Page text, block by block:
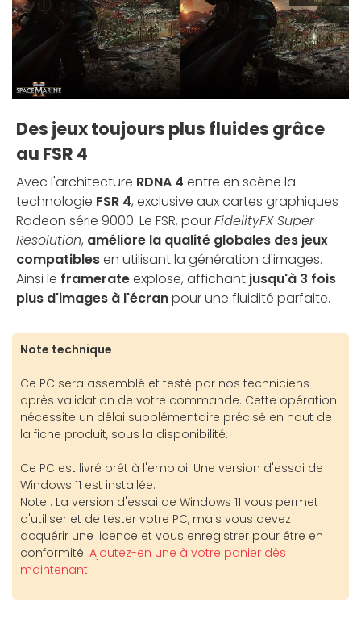
Des jeux toujours plus fluides grâce
au FSR 4
Avec l'architecture RDNA 4 entre en scène la
technologie FSR 4, exclusive aux cartes graphiques
Radeon série 9000. Le FSR, pourFidelityFX Super
Resolution, améliore la qualité globales des jeux
compatiblesen utilisant la génération d'images.
Ainsi le framerateexplose, affichant jusqu'à 3 fois
plus d'images à l'écranpour une fluidité parfaite.
Note technique
Ce PC sera assemblé et testé par nos techniciens
après validation de votre commande. Cette opération
nécessite un délai supplémentaire précisé en haut de
la fiche produit, sous la disponibilité.
Ce PC est livré prêt à l'emploi. Une version d'essai de
Windows 11 est installée.
Note : La version d'essai de Windows 11 vous permet
d'utiliser et de tester votre PC, mais vous devez
acquérir une licence et vous enregistrer pour être en
conformité. Ajoutez-en une à votre panier dès
maintenant.